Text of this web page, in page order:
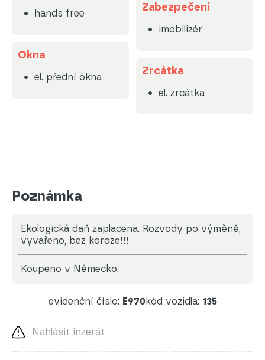
hands free
Okna
el. přední okna
Zabezpečení
imobilizér
Zrcátka
el. zrcátka
Poznámka
Ekologická daň zaplacena. Rozvody po výměně,
vyvařeno, bez koroze!!!
koupeno v Německo.
evidenční číslo: E970 kód vozidla: 135
Nahlásit inzerát